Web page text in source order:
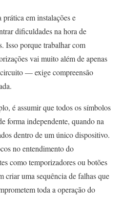
em instalações e
dificuldades na hora de
Isso porque trabalhar com
vai muito além de apenas
— exige compreensão
é assumir que todos os símbolos
forma independente, quando na
dentro de um único dispositivo.
no entendimento do
como temporizadores ou botões
criar uma sequência de falhas que
toda a operação do